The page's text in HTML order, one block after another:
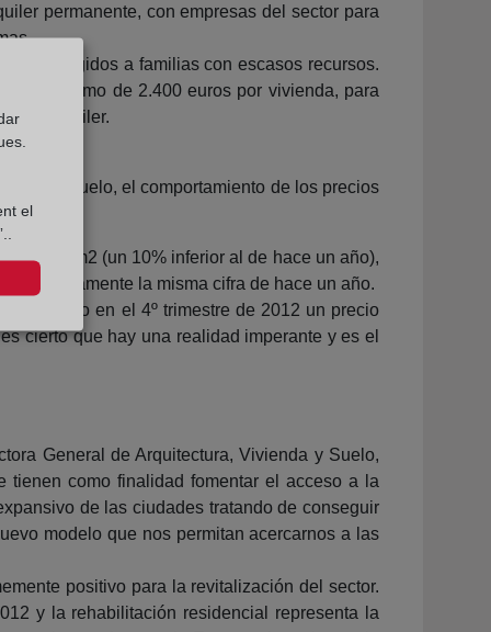
permanente, con empresas del sector para
dirigidos a familias con escasos recursos.
un máximo de 2.400 euros por vivienda, para
de alquiler.
y Suelo, el comportamiento de los precios
€/m2 (un 10% inferior al de hace un año),
prácticamente la misma cifra de hace un año.
en el 4º trimestre de 2012 un precio
cierto que hay una realidad imperante y es el
General de Arquitectura, Vivienda y Suelo,
tienen como finalidad fomentar el acceso a la
de las ciudades tratando de conseguir
modelo que nos permitan acercarnos a las
positivo para la revitalización del sector.
y la rehabilitación residencial representa la
el